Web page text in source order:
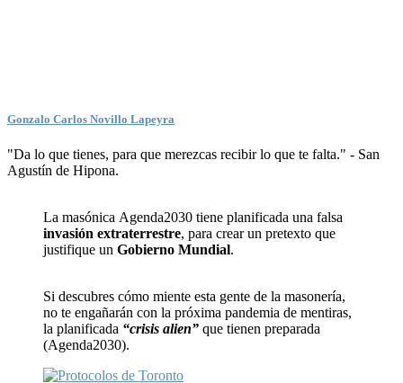
Gonzalo Carlos Novillo Lapeyra
"Da lo que tienes, para que merezcas recibir lo que te falta." - San
Agustín de Hipona.
La masónica Agenda2030 tiene planificada una falsa
invasión extraterrestre, para crear un pretexto que
justifique un Gobierno Mundial.
Si descubres cómo miente esta gente de la masonería,
no te engañarán con la próxima pandemia de mentiras,
la planificada “crisis alien” que tienen preparada
(Agenda2030).